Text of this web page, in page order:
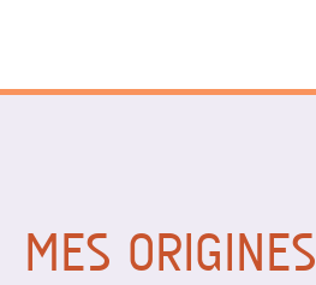
MES ORIGINES